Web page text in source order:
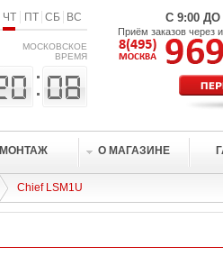
ЧТ ПТ СБ ВС
МОСКОВСКОЕ
ВРЕМЯ
С 9:00
Приём заказов через
МОНТАЖ О МАГАЗИНЕ
Chief LSM1U